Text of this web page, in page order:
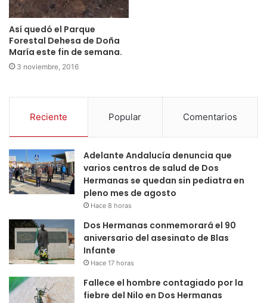
Así quedó el Parque
Forestal Dehesa de Doña
María este fin de semana.
3 noviembre, 2016
Reciente Popular Comentarios
Adelante Andalucía denuncia que
varios centros de salud de Dos
Hermanas se quedan sin pediatra en
pleno mes de agosto
Hace 8 horas
Dos Hermanas conmemorará el 90
aniversario del asesinato de Blas
Infante
Hace 17 horas
Fallece el hombre contagiado por la
fiebre del Nilo en Dos Hermanas